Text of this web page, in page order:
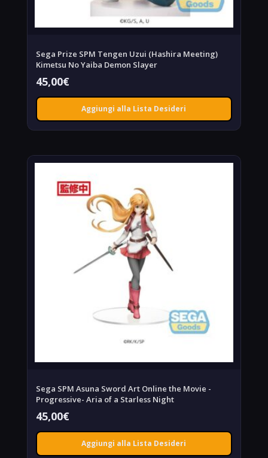
Sega Prize SPM Tengen Uzui (Hashira Meeting)
Kimetsu No Yaiba Demon Slayer
45,00€
Aggiungi alla Lista Desideri
Sega SPM Asuna Sword Art Online the Movie -
Progressive- Aria of a Starless Night
45,00€
Aggiungi alla Lista Desideri